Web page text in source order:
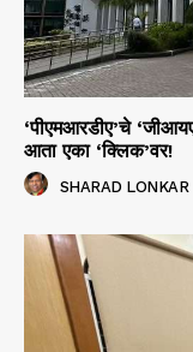
‘पीएमआरडीए’चे
आता एका ‘क्लिक’वर!
SHARAD LONKAR